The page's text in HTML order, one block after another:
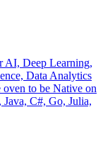
AI, Deep Learning,
Data Analytics
to be Native on
C#, Go, Julia,